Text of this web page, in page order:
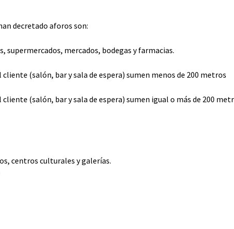
decretado aforos son:
supermercados, mercados, bodegas y farmacias.
(salón, bar y sala de espera) sumen menos de 200 metros
(salón, bar y sala de espera) sumen igual o más de 200
centros culturales y galerías.